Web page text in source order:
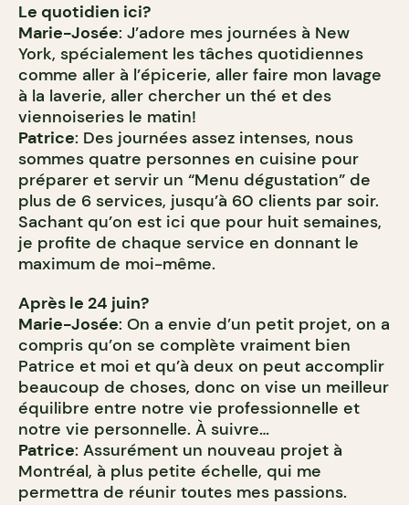
Le quotidien ici?
Marie-Josée: J’adore mes journées à New
York, spécialement les tâches quotidiennes
comme aller à l’épicerie, aller faire mon lavage
à la laverie, aller chercher un thé et des
viennoiseries le matin!
Patrice: Des journées assez intenses, nous
sommes quatre personnes en cuisine pour
préparer et servir un “Menu dégustation” de
plus de 6 services, jusqu’à 60 clients par soir.
Sachant qu’on est ici que pour huit semaines,
je profite de chaque service en donnant le
maximum de moi-même.
Après le 24 juin?
Marie-Josée: On a envie d’un petit projet, on a
compris qu’on se complète vraiment bien
Patrice et moi et qu’à deux on peut accomplir
beaucoup de choses, donc on vise un meilleur
équilibre entre notre vie professionnelle et
notre vie personnelle. À suivre…
Patrice: Assurément un nouveau projet à
Montréal, à plus petite échelle, qui me
permettra de réunir toutes mes passions.